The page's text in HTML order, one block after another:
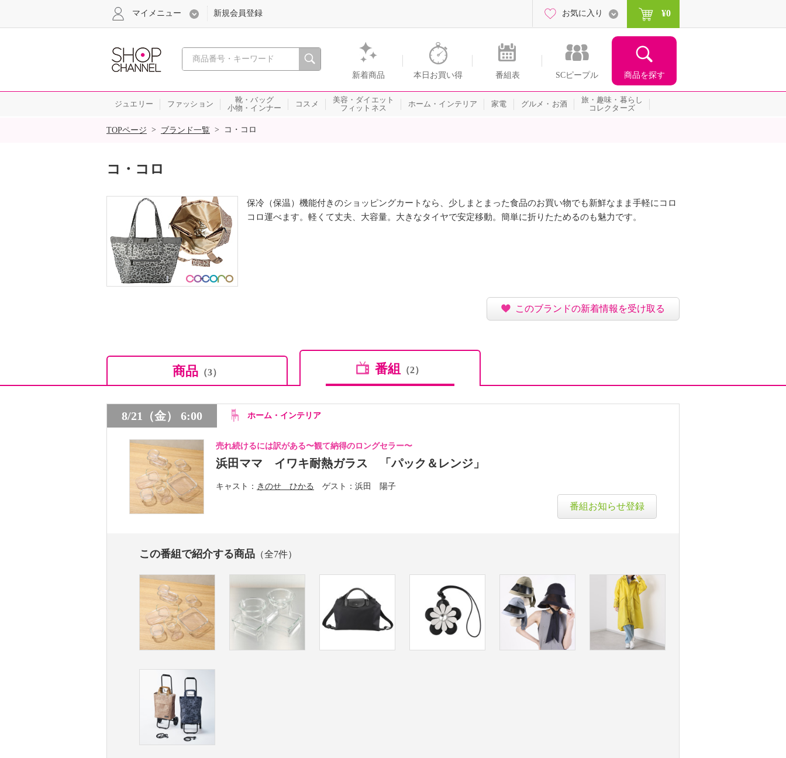
心おどる、瞬間を。通販・テレビショッピングのショップチャンネル
新着商品 本日お買い得 番組表 SCピープル 商品を探す
マイメニュー 新規会員登録 お気に入り ¥0
ジュエリー ファッション
靴・バッグ
小物・インナー
コスメ
美容・ダイエット
フィットネス
ホーム・インテリア 家電 グルメ・お酒
旅・趣味・暮らし
コレクターズ
SALE
TOPページ > ブランド一覧 > コ・コロ
コ・コロ
保冷（保温）機能付きのショッピングカートなら、少しまとまった食品のお買い物でも新鮮なまま手軽にコロ
コロ運べます。軽くて丈夫、大容量。大きなタイヤで安定移動。簡単に折りたためるのも魅力です。
このブランドの新着情報を受け取る
商品 （3） 番組 （2）
8/21（金） 6:00 ホーム・インテリア
売れ続けるには訳がある〜観て納得のロングセラー〜
浜田ママ イワキ耐熱ガラス 「パック＆レンジ」
キャスト きのせ ひかる ゲスト 浜田 陽子
番組お知らせ登録
この番組で紹介する商品 （全7件）